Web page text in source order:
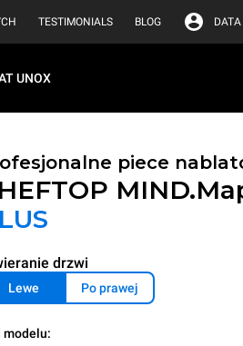
TESTIMONIALS BLOG
UNOX
piece
drzwi
Lewe Po prawej
modelu: